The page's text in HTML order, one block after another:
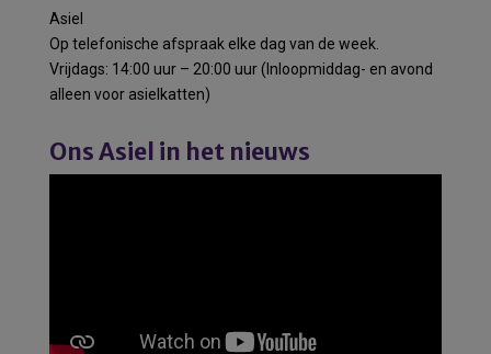
Asiel
Op telefonische afspraak elke dag van de week.
Vrijdags: 14:00 uur – 20:00 uur (Inloopmiddag- en avond
alleen voor asielkatten)
Ons Asiel in het nieuws